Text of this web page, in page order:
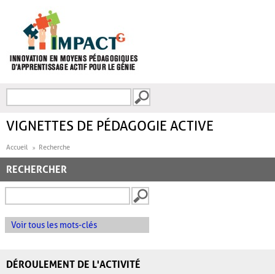
FORMULAIRE DE
VIGNETTES DE PÉDAGOGIE ACTIVE
Accueil Recherche
RECHERCHER
Voir tous les mots-clés
DÉROULEMENT DE L'ACTIVITÉ